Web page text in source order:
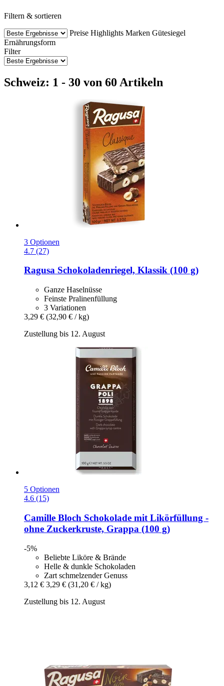
Filtern & sortieren
Preise Highlights Marken Gütesiegel
Ernährungsform
Filter
Schweiz: 1 - 30 von 60 Artikeln
3 Optionen
4.7 (27)
Ragusa Schokoladenriegel, Klassik (100 g)
Ganze Haselnüsse
Feinste Pralinenfüllung
3 Variationen
3,29 € (32,90 € / kg)
Zustellung bis 12. August
5 Optionen
4.6 (15)
Camille Bloch Schokolade mit Likörfüllung -​
ohne Zuckerkruste, Grappa (100 g)
-5%
Beliebte Liköre & Brände
Helle & dunkle Schokoladen
Zart schmelzender Genuss
3,12 € 3,29 € (31,20 € / kg)
Zustellung bis 12. August